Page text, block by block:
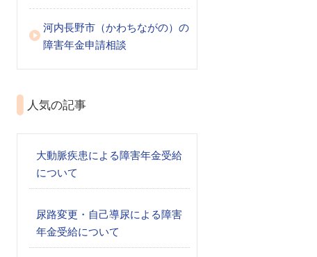
河内長野市（かわちながの）の
障害年金申請相談
人気の記事
大動脈疾患による障害年金受給
について
尿路変更・自己導尿による障害
年金受給について